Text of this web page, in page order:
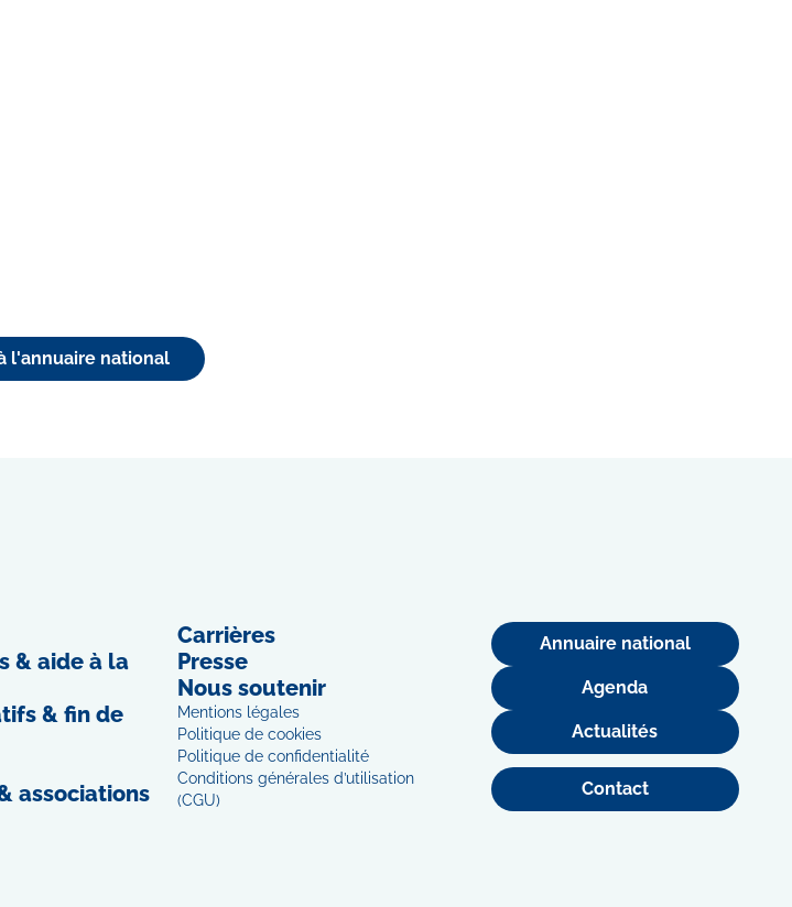
l'annuaire national
& aide à la
& fin de
associations
Carrières
Presse
Nous soutenir
Mentions légales
Politique de cookies
Politique de confidentialité
Conditions générales d’utilisation
(CGU)
Annuaire national
Agenda
Actualités
Contact